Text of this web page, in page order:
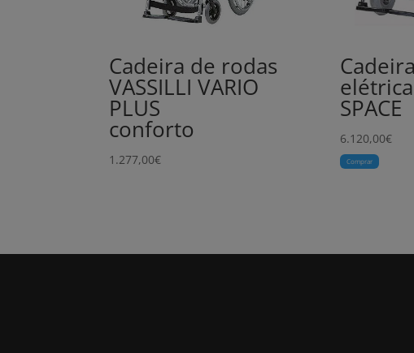
Cadeira de rodas
VASSILLI VARIO
PLUS
conforto
1.277,00€
elétrica
SPACE
6.120,00€
Comprar